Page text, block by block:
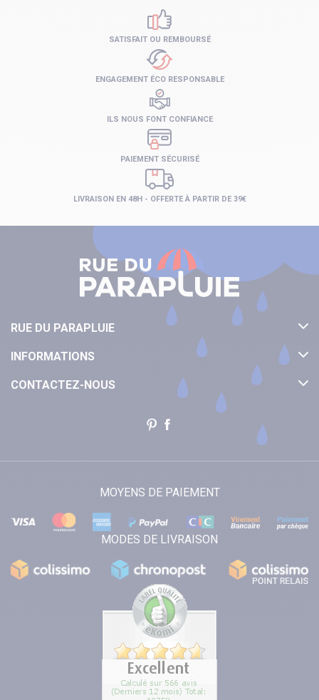
LIVRAISON EN 48H - OFFERTE À PARTIR DE 39€
PAIEMENT SÉCURISÉ
SATISFAIT OU REMBOURSÉ
ENGAGEMENT ÉCO RESPONSABLE
ILS NOUS FONT CONFIANCE
RUE DU PARAPLUIE
INFORMATIONS
CONTACTEZ-NOUS
MOYENS DE PAIEMENT
MODES DE LIVRAISON